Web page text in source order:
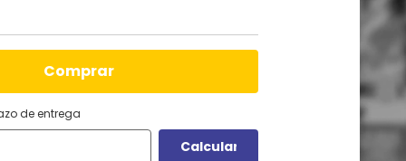
comprar
de entrega